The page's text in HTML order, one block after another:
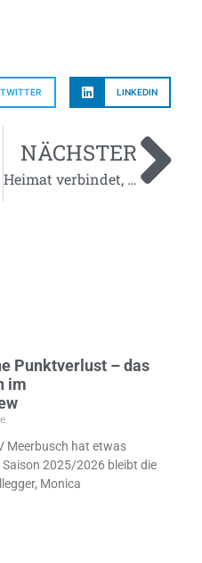
TWITTER LINKEDIN
NÄCHSTER
Heimat verbindet, Tradition verpflichtet – im Gespräch mit Freddy Klausner
Punktverlust – das
im
Meerbusch hat etwas
2025/2026 bleibt die
Monica